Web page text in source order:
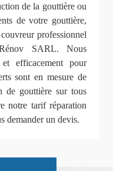
de la gouttière ou
de votre gouttière,
professionnel
SARL. Nous
efficacement pour
sont en mesure de
de gouttière sur tous
notre tarif réparation
demander un devis.